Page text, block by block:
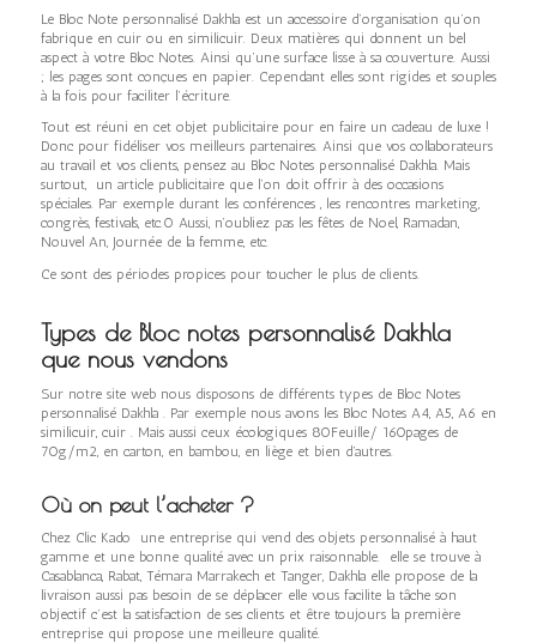
Le Bloc Note personnalisé Dakhla est un accessoire d’organisation qu’on
fabrique en cuir ou en similicuir. Deux matières qui donnent un bel
aspect à votre Bloc Notes. Ainsi qu’une surface lisse à sa couverture. Aussi
; les pages sont conçues en papier. Cependant elles sont rigides et souples
à la fois pour faciliter l’écriture.
Tout est réuni en cet objet publicitaire pour en faire un cadeau de luxe !
Donc pour fidéliser vos meilleurs partenaires. Ainsi que vos collaborateurs
au travail et vos clients, pensez au Bloc Notes personnalisé Dakhla. Mais
surtout, un article publicitaire que l’on doit offrir à des occasions
spéciales. Par exemple durant les conférences , les rencontres marketing,
congrès, festivals, etc.0 Aussi, n’oubliez pas les fêtes de Noel, Ramadan,
Nouvel An, Journée de la femme, etc.
Ce sont des périodes propices pour toucher le plus de clients.
Types de Bloc notes personnalisé Dakhla
que nous vendons
Sur notre site web nous disposons de différents types de Bloc Notes
personnalisé Dakhla . Par exemple nous avons les Bloc Notes A4, A5, A6 en
similicuir, cuir . Mais aussi ceux écologiques 80Feuille/ 160pages de
70g/m2, en carton, en bambou, en liège et bien d’autres.
Où on peut l’acheter ?
Chez Clic Kado une entreprise qui vend des objets personnalisé à haut
gamme et une bonne qualité avec un prix raisonnable. elle se trouve à
Casablanca, Rabat, Témara Marrakech et Tanger, Dakhla elle propose de la
livraison aussi pas besoin de se déplacer elle vous facilite la tâche son
objectif c’est la satisfaction de ses clients et être toujours la première
entreprise qui propose une meilleure qualité.